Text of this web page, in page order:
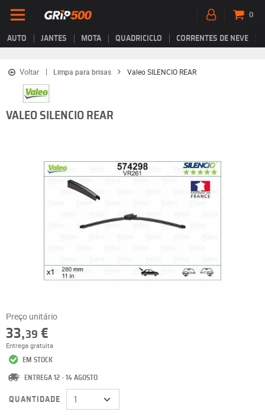
AUTO JANTES MOTA QUADRICICLO CORRENTES DE NEVE
0
Voltar Limpa para brisas Valeo SILENCIO REAR
VALEO SILENCIO REAR
Preço unitário
33,39 €
Entrega gratuita
EM STOCK
ENTREGA 12 - 14 AGOSTO
QUANTIDADE